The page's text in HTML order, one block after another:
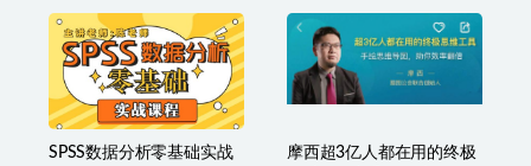
垒，完成复杂任务，沉淀
专属知识，赋能律师实务
版
SPSS数据分析零基础实战
摩西超3亿人都在用的终极